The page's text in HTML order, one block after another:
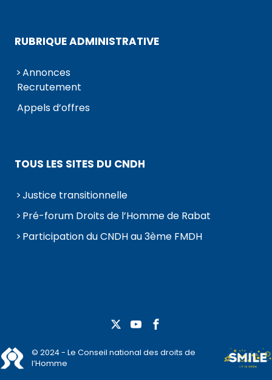
RUBRIQUE ADMINISTRATIVE
Annonces
Recrutement
Appels d’offres
TOUS LES SITES DU CNDH
Justice transitionnelle
Pré-forum Droits de l’Homme de Rabat
Participation du CNDH au 3ème FMDH
© 2024 - Le Conseil national des droits de
l’Homme